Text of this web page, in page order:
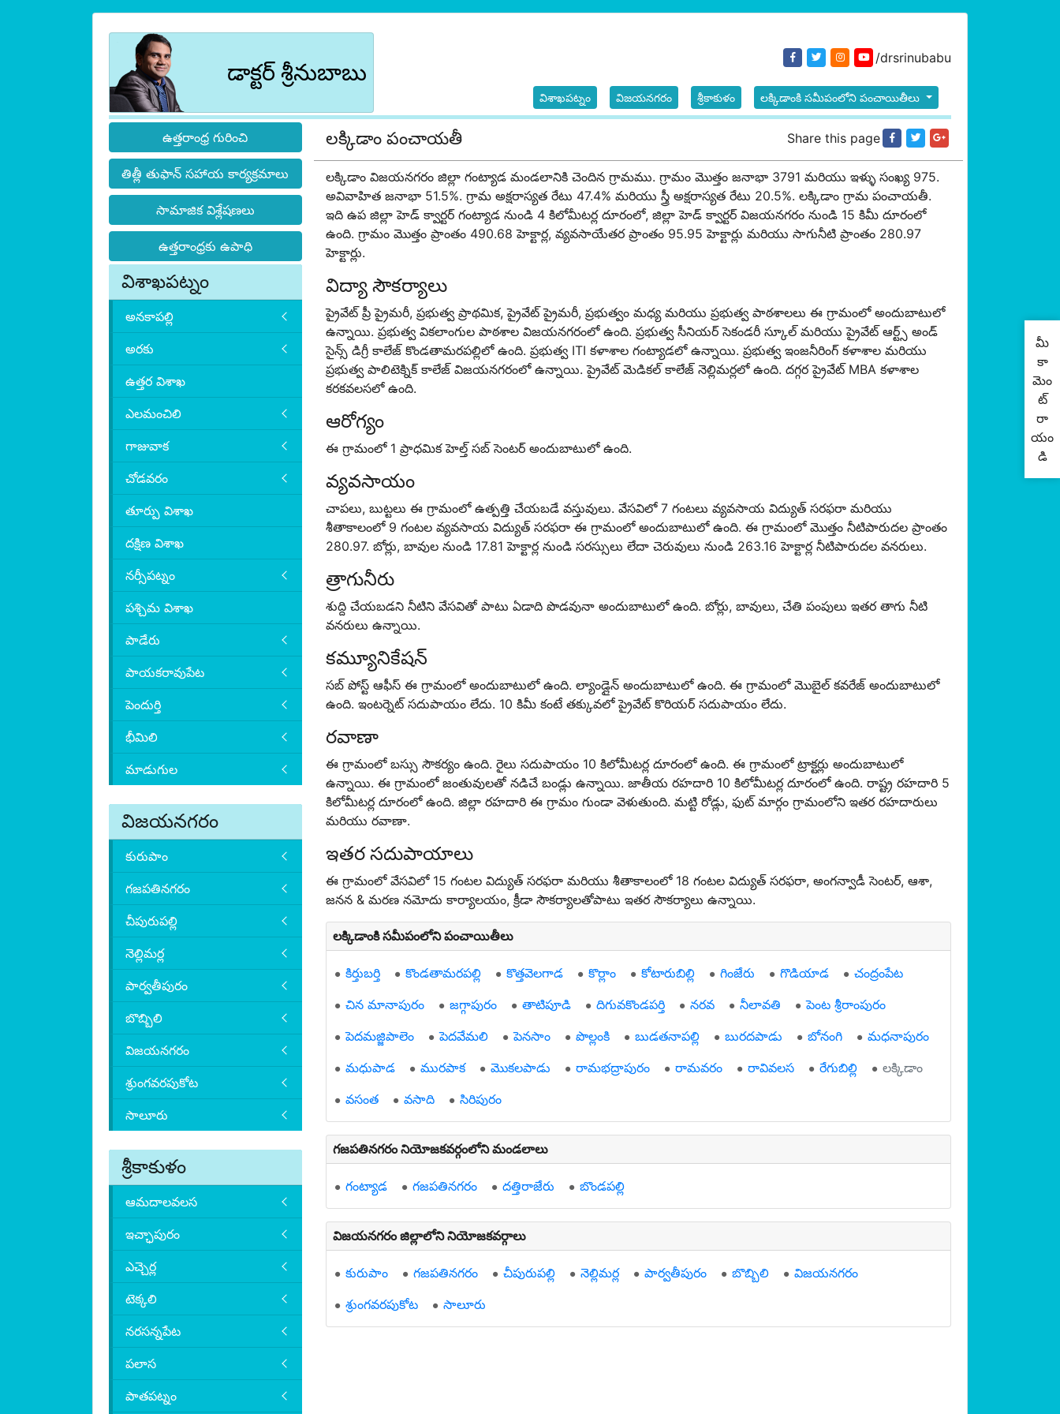
డాక్టర్ శ్రీనుబాబు
/drsrinubabu
విశాఖపట్నం విజయనగరం శ్రీకాకుళం లక్కిడాంకి సమీపంలోని పంచాయితీలు
ఉత్తరాంధ్ర గురించి
తిత్లీ తుఫాన్ సహాయ కార్యక్రమాలు
సామాజిక విశ్లేషణలు
ఉత్తరాంధ్రకు ఉపాధి
విశాఖపట్నం
అనకాపల్లి
అరకు
ఉత్తర విశాఖ
ఎలమంచిలి
గాజువాక
చోడవరం
తూర్పు విశాఖ
దక్షిణ విశాఖ
నర్సీపట్నం
పశ్చిమ విశాఖ
పాడేరు
పాయకరావుపేట
పెందుర్తి
భీమిలి
మాడుగుల
విజయనగరం
కురుపాం
గజపతినగరం
చీపురుపల్లి
నెల్లిమర్ల
పార్వతీపురం
బొబ్బిలి
విజయనగరం
శ్రుంగవరపుకోట
సాలూరు
శ్రీకాకుళం
ఆమదాలవలస
ఇచ్ఛాపురం
ఎచ్చెర్ల
టెక్కలి
నరసన్నపేట
పలాస
పాతపట్నం
లక్కిడాం పంచాయతీ Share this page
లక్కిడాం విజయనగరం జిల్లా గంట్యాడ మండలానికి చెందిన గ్రామము. గ్రామం మొత్తం జనాభా 3791 మరియు ఇళ్ళు సంఖ్య 975.
అవివాహిత జనాభా 51.5%. గ్రామ అక్షరాస్యత రేటు 47.4% మరియు స్త్రీ అక్షరాస్యత రేటు 20.5%. లక్కిడాం గ్రామ పంచాయతీ.
ఇది ఉప జిల్లా హెడ్ క్వార్టర్ గంట్యాడ నుండి 4 కిలోమీటర్ల దూరంలో, జిల్లా హెడ్ క్వార్టర్ విజయనగరం నుండి 15 కిమీ దూరంలో
ఉంది. గ్రామం మొత్తం ప్రాంతం 490.68 హెక్టార్ల, వ్యవసాయేతర ప్రాంతం 95.95 హెక్టార్లు మరియు సాగునీటి ప్రాంతం 280.97
హెక్టార్లు.
విద్యా సౌకర్యాలు
ప్రైవేట్ ప్రీ ప్రైమరీ, ప్రభుత్వ ప్రాథమిక, ప్రైవేట్ ప్రైమరీ, ప్రభుత్వం మధ్య మరియు ప్రభుత్వ పాఠశాలలు ఈ గ్రామంలో అందుబాటులో
ఉన్నాయి. ప్రభుత్వ వికలాంగుల పాఠశాల విజయనగరంలో ఉంది. ప్రభుత్వ సీనియర్ సెకండరీ స్కూల్ మరియు ప్రైవేట్ ఆర్ట్స్ అండ్
సైన్స్ డిగ్రీ కాలేజ్ కొండతామరపల్లిలో ఉంది. ప్రభుత్వ ITI కళాశాల గంట్యాడలో ఉన్నాయి. ప్రభుత్వ ఇంజనీరింగ్ కళాశాల మరియు
ప్రభుత్వ పాలిటెక్నిక్ కాలేజ్ విజయనగరంలో ఉన్నాయి. ప్రైవేట్ మెడికల్ కాలేజ్ నెల్లిమర్లలో ఉంది. దగ్గర ప్రైవేట్ MBA కళాశాల
కరకవలసలో ఉంది.
ఆరోగ్యం
ఈ గ్రామంలో 1 ప్రాధమిక హెల్త్ సబ్ సెంటర్ అందుబాటులో ఉంది.
వ్యవసాయం
చాపలు, బుట్టలు ఈ గ్రామంలో ఉత్పత్తి చేయబడే వస్తువులు. వేసవిలో 7 గంటలు వ్యవసాయ విద్యుత్ సరఫరా మరియు
శీతాకాలంలో 9 గంటల వ్యవసాయ విద్యుత్ సరఫరా ఈ గ్రామంలో అందుబాటులో ఉంది. ఈ గ్రామంలో మొత్తం నీటిపారుదల ప్రాంతం
280.97. బోర్లు, బావుల నుండి 17.81 హెక్టార్ల నుండి సరస్సులు లేదా చెరువులు నుండి 263.16 హెక్టార్ల నీటిపారుదల వనరులు.
త్రాగునీరు
శుద్ది చేయబడని నీటిని వేసవితో పాటు ఏడాది పొడవునా అందుబాటులో ఉంది. బోర్లు, బావులు, చేతి పంపులు ఇతర తాగు నీటి
వనరులు ఉన్నాయి.
కమ్యూనికేషన్
సబ్ పోస్ట్ ఆఫీస్ ఈ గ్రామంలో అందుబాటులో ఉంది. ల్యాండ్లైన్ అందుబాటులో ఉంది. ఈ గ్రామంలో మొబైల్ కవరేజ్ అందుబాటులో
ఉంది. ఇంటర్నెట్ సదుపాయం లేదు. 10 కిమీ కంటే తక్కువలో ప్రైవేట్ కొరియర్ సదుపాయం లేదు.
రవాణా
ఈ గ్రామంలో బస్సు సౌకర్యం ఉంది. రైలు సదుపాయం 10 కిలోమీటర్ల దూరంలో ఉంది. ఈ గ్రామంలో ట్రాక్టర్లు అందుబాటులో
ఉన్నాయి. ఈ గ్రామంలో జంతువులతో నడిచే బండ్లు ఉన్నాయి. జాతీయ రహదారి 10 కిలోమీటర్ల దూరంలో ఉంది. రాష్ట్ర రహదారి 5
కిలోమీటర్ల దూరంలో ఉంది. జిల్లా రహదారి ఈ గ్రామం గుండా వెళుతుంది. మట్టి రోడ్లు, ఫుట్ మార్గం గ్రామంలోని ఇతర రహదారులు
మరియు రవాణా.
ఇతర సదుపాయాలు
ఈ గ్రామంలో వేసవిలో 15 గంటల విద్యుత్ సరఫరా మరియు శీతాకాలంలో 18 గంటల విద్యుత్ సరఫరా, అంగన్వాడీ సెంటర్, ఆశా,
జనన & మరణ నమోదు కార్యాలయం, క్రీడా సౌకర్యాలతోపాటు ఇతర సౌకర్యాలు ఉన్నాయి.
లక్కిడాంకి సమీపంలోని పంచాయితీలు
కిర్తుబర్తి కొండతామరపల్లి కొత్తవెలగాడ కొర్లాం కోటారుబిల్లి గింజేరు గొడియాడ
చంద్రంపేట
చిన మానాపురం
జగ్గాపురం తాటిపూడి దిగువకొండపర్తి నరవ నీలావతి
పెంట శ్రీరాంపురం
పెదమజ్జిపాలెం
పెదవేమలి పెనసాం పొల్లంకి బుడతనాపల్లి బురదపాడు బోనంగి
మధనాపురం
మధుపాడ
మురపాక మొకలపాడు రామభద్రాపురం రామవరం రావివలస రేగుబిల్లి
లక్కిడాం
వసంత
వసాది సిరిపురం
గజపతినగరం నియోజకవర్గంలోని మండలాలు
గంట్యాడ గజపతినగరం దత్తిరాజేరు బొండపల్లి
విజయనగరం జిల్లాలోని నియోజకవర్గాలు
కురుపాం గజపతినగరం చీపురుపల్లి నెల్లిమర్ల పార్వతీపురం బొబ్బిలి
విజయనగరం
శ్రుంగవరపుకోట
సాలూరు
మీ
కా
మెం
ట్
రా
యం
డి